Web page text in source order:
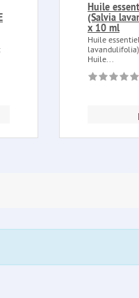
Huile
(Salvia
x 10 ml
Huile
Huile...